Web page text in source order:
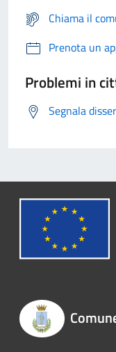
Chiama il
Prenota un
Problemi in
Segnala